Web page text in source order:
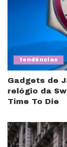
tendências
Gadgets de
relógio da
Time To Die